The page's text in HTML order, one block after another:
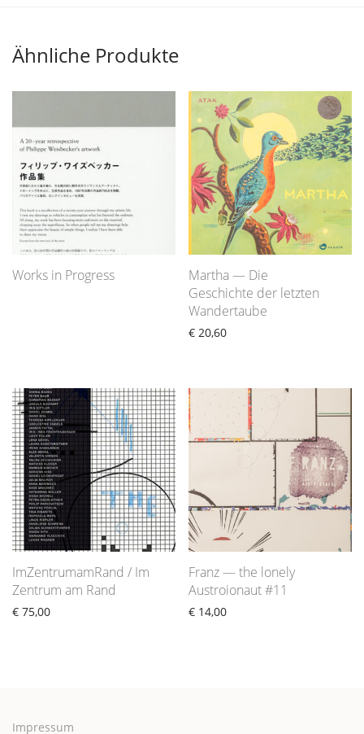
Ähnliche Produkte
Works in Progress
Martha — Die
Geschichte der letzten
Wandertaube
€ 20,60
ImZentrumamRand / Im
Zentrum am Rand
€ 75,00
Franz — the lonely
Austroionaut #11
€ 14,00
Impressum